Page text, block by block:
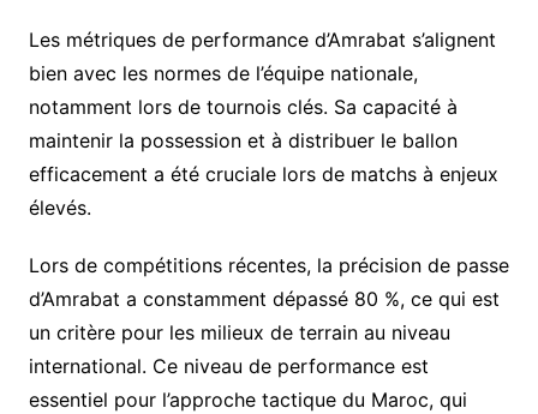
Les métriques de performance d’Amrabat s’alignent
bien avec les normes de l’équipe nationale,
notamment lors de tournois clés. Sa capacité à
maintenir la possession et à distribuer le ballon
efficacement a été cruciale lors de matchs à enjeux
élevés.
Lors de compétitions récentes, la précision de passe
d’Amrabat a constamment dépassé 80 %, ce qui est
un critère pour les milieux de terrain au niveau
international. Ce niveau de performance est
essentiel pour l’approche tactique du Maroc, qui